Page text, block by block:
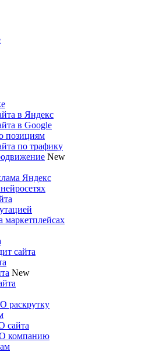
в Яндекс
в Google
позициям
по трафику
New
Яндекс
сайта
New
раскрутку
сайта
компанию